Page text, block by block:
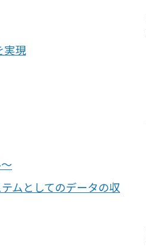
実現
ムとしてのデータの収